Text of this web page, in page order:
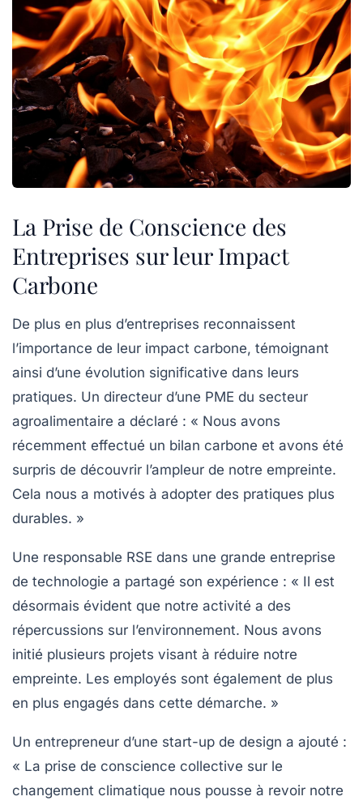
La Prise de Conscience des
Entreprises sur leur Impact
Carbone
De plus en plus d’entreprises reconnaissent
l’importance de leur impact carbone, témoignant
ainsi d’une évolution significative dans leurs
pratiques. Un directeur d’une PME du secteur
agroalimentaire a déclaré : « Nous avons
récemment effectué un bilan carbone et avons été
surpris de découvrir l’ampleur de notre empreinte.
Cela nous a motivés à adopter des pratiques plus
durables. »
Une responsable RSE dans une grande entreprise
de technologie a partagé son expérience : « Il est
désormais évident que notre activité a des
répercussions sur l’environnement. Nous avons
initié plusieurs projets visant à réduire notre
empreinte. Les employés sont également de plus
en plus engagés dans cette démarche. »
Un entrepreneur d’une start-up de design a ajouté :
« La prise de conscience collective sur le
changement climatique nous pousse à revoir notre